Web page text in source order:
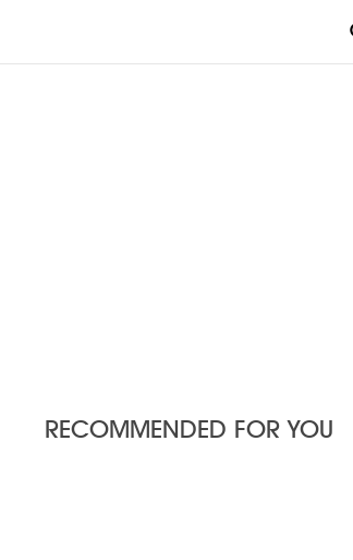
RECOMMENDED FOR YOU